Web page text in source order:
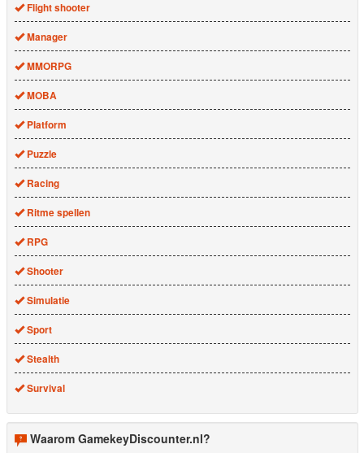
Flight shooter
Manager
MMORPG
MOBA
Platform
Puzzle
Racing
Ritme spellen
RPG
Shooter
Simulatie
Sport
Stealth
Survival
Waarom GamekeyDiscounter.nl?